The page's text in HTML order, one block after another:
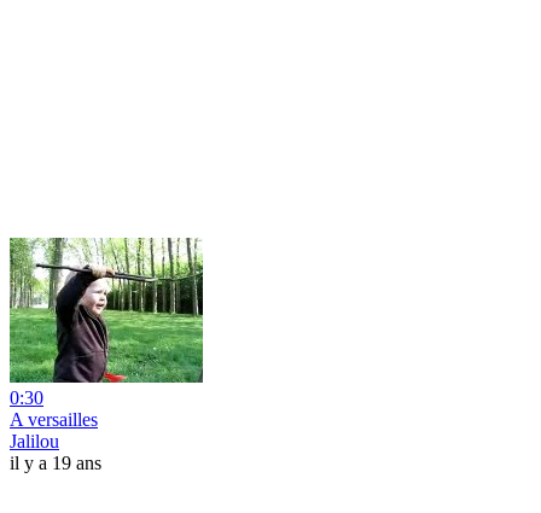
0:30
A versailles
Jalilou
il y a 19 ans